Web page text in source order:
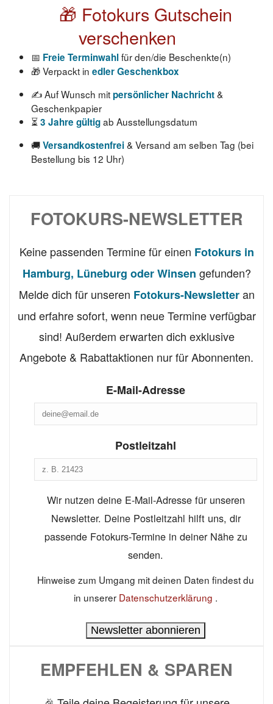
🎁 Fotokurs Gutschein
verschenken
📅 Freie Terminwahlfür den/die Beschenkte(n)
🎁 Verpackt in edler Geschenkbox
✍️ Auf Wunsch mitpersönlicher Nachricht&
Geschenkpapier
⏳3 Jahre gültigab Ausstellungsdatum
🚚Versandkostenfrei& Versand am selben Tag (bei
Bestellung bis 12 Uhr)
FOTOKURS-NEWSLETTER
Keine passenden Termine für einen Fotokurs in
Hamburg, Lüneburg oder Winsen gefunden?
Melde dich für unseren Fotokurs-Newsletteran
und erfahre sofort, wenn neue Termine verfügbar
sind! Außerdem erwarten dich exklusive
Angebote & Rabattaktionen nur für Abonnenten.
E-Mail-Adresse
Postleitzahl
Wir nutzen deine E-Mail-Adresse für unseren
Newsletter. Deine Postleitzahl hilft uns, dir
passende Fotokurs-Termine in deiner Nähe zu
senden.
Hinweise zum Umgang mit deinen Daten findest du
in unserer Datenschutzerklärung .
Newsletter abonnieren
EMPFEHLEN & SPAREN